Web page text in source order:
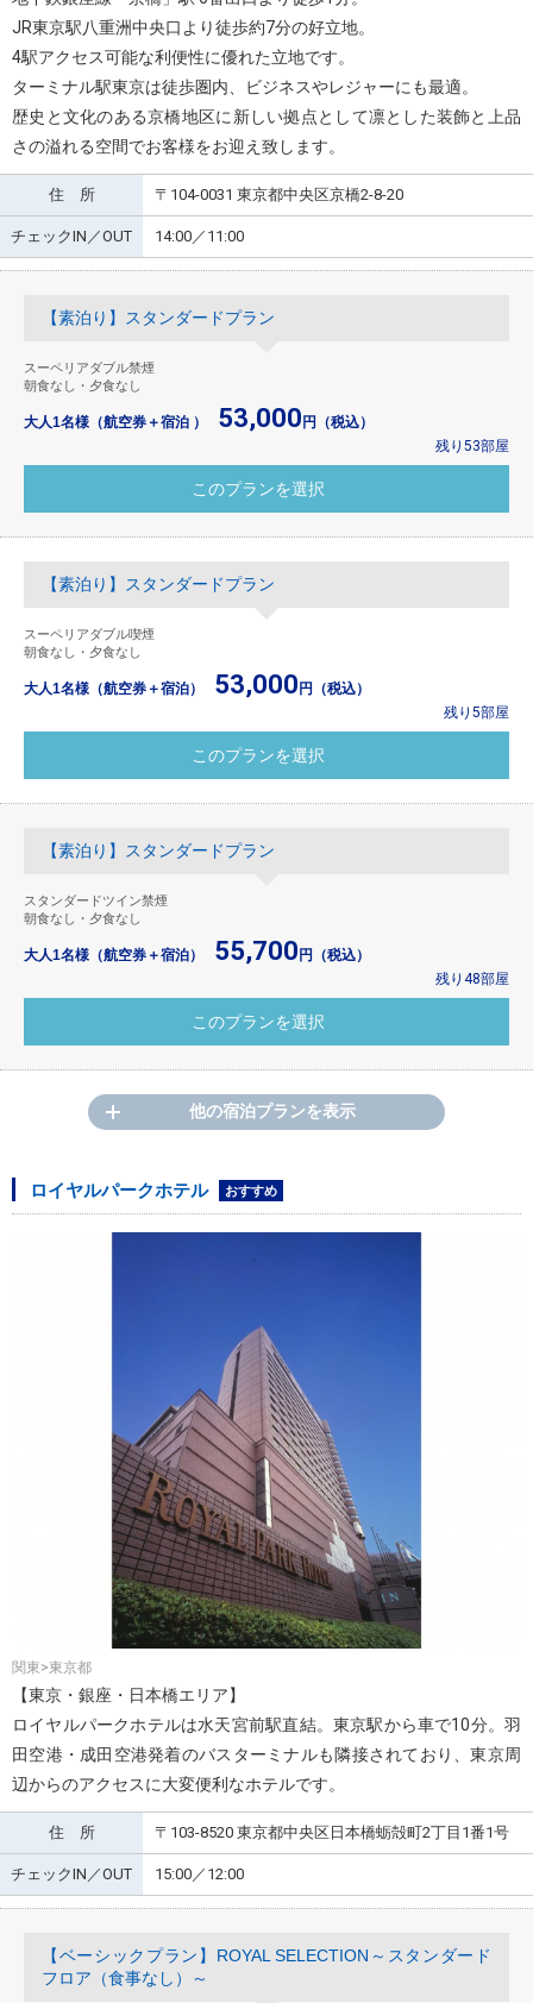
JR東京駅八重洲中央口より徒歩約7分の好立地。
4駅アクセス可能な利便性に優れた立地です。
ターミナル駅東京は徒歩圏内、ビジネスやレジャーにも最適。
歴史と文化のある京橋地区に新しい拠点として凛とした装飾と上品
さの溢れる空間でお客様をお迎え致します。
住 所 〒104-0031 東京都中央区京橋2-8-20
チェックIN／OUT 14:00／11:00
【素泊り】スタンダードプラン
スーペリアダブル禁煙
朝食なし・夕食なし
大人1名様（航空券＋宿泊 ） 53,000円（税込）
残り53部屋
【素泊り】スタンダードプラン
スーペリアダブル喫煙
朝食なし・夕食なし
大人1名様（航空券＋宿泊） 53,000円（税込）
残り5部屋
【素泊り】スタンダードプラン
スタンダードツイン禁煙
朝食なし・夕食なし
大人1名様（航空券＋宿泊） 55,700円（税込）
残り48部屋
他の宿泊プランを表示
ロイヤルパークホテル おすすめ
関東>東京都
【東京・銀座・日本橋エリア】
ロイヤルパークホテルは水天宮前駅直結。東京駅から車で10分。羽
田空港・成田空港発着のバスターミナルも隣接されており、東京周
辺からのアクセスに大変便利なホテルです。
住 所 〒103-8520 東京都中央区日本橋蛎殻町2丁目1番1号
チェックIN／OUT 15:00／12:00
【ベーシックプラン】ROYAL SELECTION～スタンダード
フロア（食事なし）～